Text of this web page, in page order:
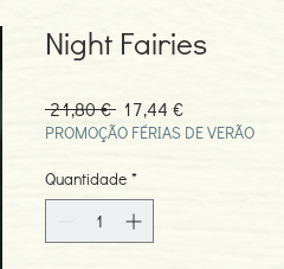
Night Fairies
21,80 € Preço
normal
17,44 €Preço
promocional
PROMOÇÃO FÉRIAS DE VERÃO
Quantidade *